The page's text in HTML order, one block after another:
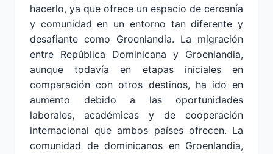
hacerlo, ya que ofrece un espacio de cercanía
y comunidad en un entorno tan diferente y
desafiante como Groenlandia. La migración
entre República Dominicana y Groenlandia,
aunque todavía en etapas iniciales en
comparación con otros destinos, ha ido en
aumento debido a las oportunidades
laborales, académicas y de cooperación
internacional que ambos países ofrecen. La
comunidad de dominicanos en Groenlandia,